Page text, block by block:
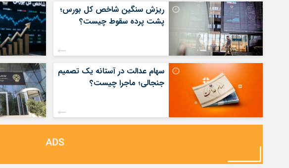
ریزش سنگین شاخص کل بورس؛
پشت پرده سقوط چیست؟
سهام عدالت در آستانه یک تصمیم
جنجالی؛ ماجرا چیست؟